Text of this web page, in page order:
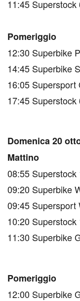
11:45
Pomeriggio
12:30 Superbike
14:45 Superbike
16:05 Supersport
17:45
Domenica 20
Mattino
08:55
09:20 Superbike
09:45 Supersport
10:20
11:30 Superbike
Pomeriggio
12:00 Superbike